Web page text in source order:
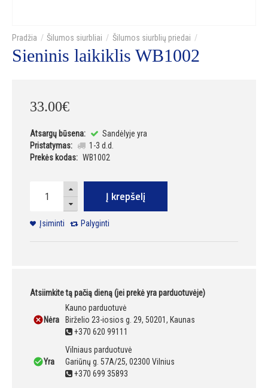
Šilumos siurbliai Šilumos siurblių priedai
Sieninis laikiklis WB1002
33.00€
Atsargų būsena:
Sandėlyje yra
Pristatymas:
1-3 d.d.
Prekės kodas: WB1002
Į krepšelį
Įsiminti Palyginti
Atsiimkite tą pačią dieną (jei prekė yra parduotuvėje)
Nėra
Kauno parduotuvė
Birželio 23-iosios g. 29, 50201, Kaunas
+370 620 99111
Yra
Vilniaus parduotuvė
Gariūnų g. 57A/25, 02300 Vilnius
+370 699 35893